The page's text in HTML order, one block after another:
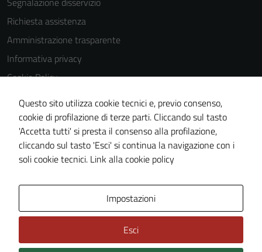
Richiesta assistenza
Amministrazione trasparente
Informativa privacy
Cookie Policy
Note legali
Dichiarazione di accessibilità
Obiettivi di accessibilità
Piano di miglioramento del sito
Questo sito utilizza cookie tecnici e, previo consenso,
cookie di profilazione di terze parti. Cliccando sul tasto
'Accetta tutti' si presta il consenso alla profilazione,
cliccando sul tasto 'Esci' si continua la navigazione con i
soli cookie tecnici. Link alla cookie policy
Impostazioni
Esci